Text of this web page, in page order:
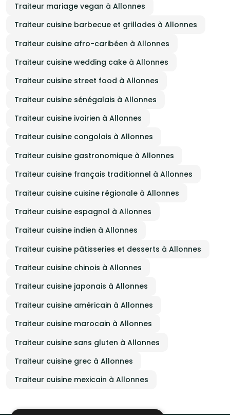
Traiteur mariage vegan à Allonnes
Traiteur cuisine barbecue et grillades à Allonnes
Traiteur cuisine afro-caribéen à Allonnes
Traiteur cuisine wedding cake à Allonnes
Traiteur cuisine street food à Allonnes
Traiteur cuisine sénégalais à Allonnes
Traiteur cuisine ivoirien à Allonnes
Traiteur cuisine congolais à Allonnes
Traiteur cuisine gastronomique à Allonnes
Traiteur cuisine français traditionnel à Allonnes
Traiteur cuisine cuisine régionale à Allonnes
Traiteur cuisine espagnol à Allonnes
Traiteur cuisine indien à Allonnes
Traiteur cuisine pâtisseries et desserts à Allonnes
Traiteur cuisine chinois à Allonnes
Traiteur cuisine japonais à Allonnes
Traiteur cuisine américain à Allonnes
Traiteur cuisine marocain à Allonnes
Traiteur cuisine sans gluten à Allonnes
Traiteur cuisine grec à Allonnes
Traiteur cuisine mexicain à Allonnes